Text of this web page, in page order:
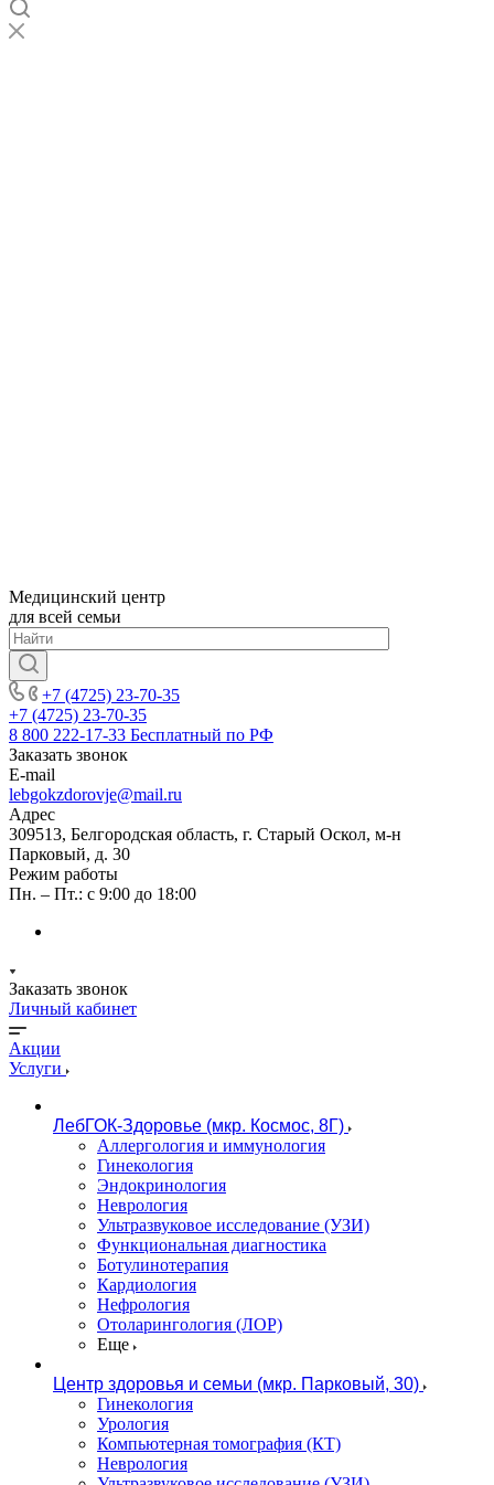
Медицинский центр
для всей семьи
+7 (4725) 23-70-35
+7 (4725) 23-70-35
8 800 222-17-33 Бесплатный по РФ
Заказать звонок
E-mail
lebgokzdorovje@mail.ru
Адрес
309513, Белгородская область, г. Старый Оскол, м-н
Парковый, д. 30
Режим работы
Пн. – Пт.: с 9:00 до 18:00
Заказать звонок
Личный кабинет
Акции
Услуги
ЛебГОК-Здоровье (мкр. Космос, 8Г)
Аллергология и иммунология
Гинекология
Эндокринология
Неврология
Ультразвуковое исследование (УЗИ)
Функциональная диагностика
Ботулинотерапия
Кардиология
Нефрология
Отоларингология (ЛОР)
Еще
Центр здоровья и семьи (мкр. Парковый, 30)
Гинекология
Урология
Компьютерная томография (КТ)
Неврология